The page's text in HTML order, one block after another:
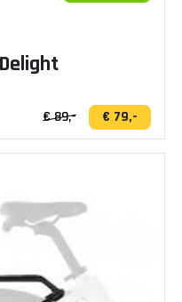
€ 79,-
€ 89,-